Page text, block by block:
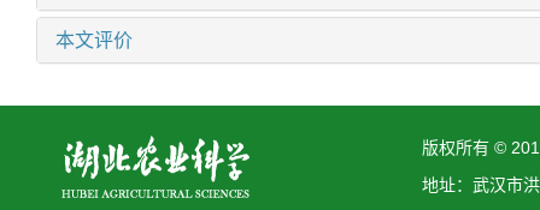
本文评价
版权所有 ©
地址：武汉市